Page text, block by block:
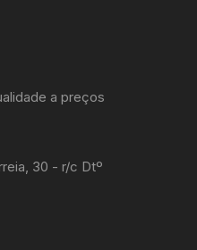
a preços
30 - r/c Dtº